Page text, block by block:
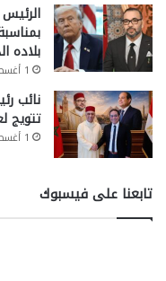
بلاده
1 أغسطس، 2026
نائب
تتويج
1 أغسطس، 2026
تابعنا على فيسبوك